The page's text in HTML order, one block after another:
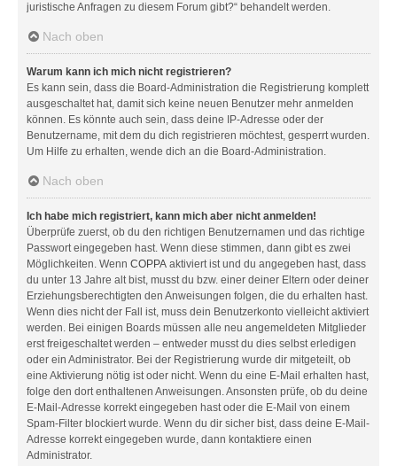
juristische Anfragen zu diesem Forum gibt?“ behandelt werden.
Nach oben
Warum kann ich mich nicht registrieren?
Es kann sein, dass die Board-Administration die Registrierung komplett
ausgeschaltet hat, damit sich keine neuen Benutzer mehr anmelden
können. Es könnte auch sein, dass deine IP-Adresse oder der
Benutzername, mit dem du dich registrieren möchtest, gesperrt wurden.
Um Hilfe zu erhalten, wende dich an die Board-Administration.
Nach oben
Ich habe mich registriert, kann mich aber nicht anmelden!
Überprüfe zuerst, ob du den richtigen Benutzernamen und das richtige
Passwort eingegeben hast. Wenn diese stimmen, dann gibt es zwei
Möglichkeiten. Wenn COPPA aktiviert ist und du angegeben hast, dass
du unter 13 Jahre alt bist, musst du bzw. einer deiner Eltern oder deiner
Erziehungsberechtigten den Anweisungen folgen, die du erhalten hast.
Wenn dies nicht der Fall ist, muss dein Benutzerkonto vielleicht aktiviert
werden. Bei einigen Boards müssen alle neu angemeldeten Mitglieder
erst freigeschaltet werden – entweder musst du dies selbst erledigen
oder ein Administrator. Bei der Registrierung wurde dir mitgeteilt, ob
eine Aktivierung nötig ist oder nicht. Wenn du eine E-Mail erhalten hast,
folge den dort enthaltenen Anweisungen. Ansonsten prüfe, ob du deine
E-Mail-Adresse korrekt eingegeben hast oder die E-Mail von einem
Spam-Filter blockiert wurde. Wenn du dir sicher bist, dass deine E-Mail-
Adresse korrekt eingegeben wurde, dann kontaktiere einen
Administrator.